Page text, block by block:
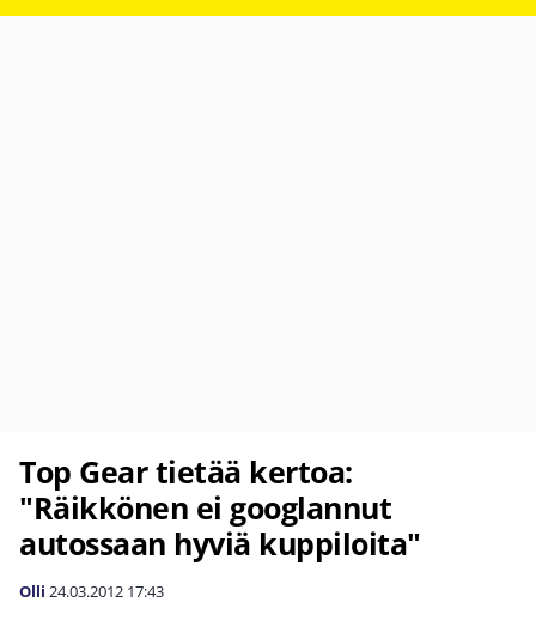
Top Gear tietää kertoa:
"Räikkönen ei googlannut
autossaan hyviä kuppiloita"
Olli 24.03.2012 17:43